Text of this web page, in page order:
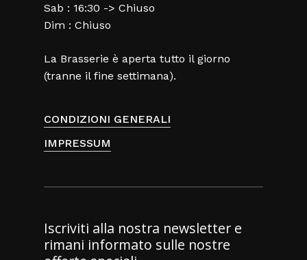
Sab : 16:30 -> Chiuso
Dim : Chiuso
La Brasserie è aperta tutto il giorno
(tranne il fine settimana).
CONDIZIONI GENERALI
IMPRESSUM
Iscriviti alla nostra newsletter e
rimani informato sulle nostre